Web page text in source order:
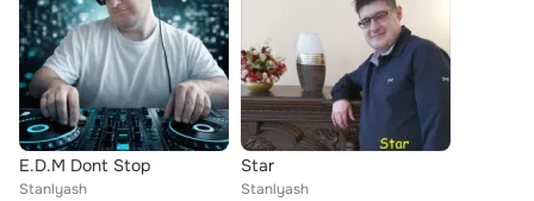
E.D.M Dont Stop
Stanlyash
Star
Stanlyash